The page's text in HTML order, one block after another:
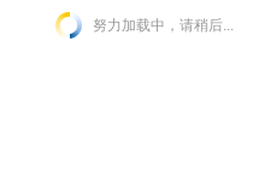
努力加载中，请稍后...